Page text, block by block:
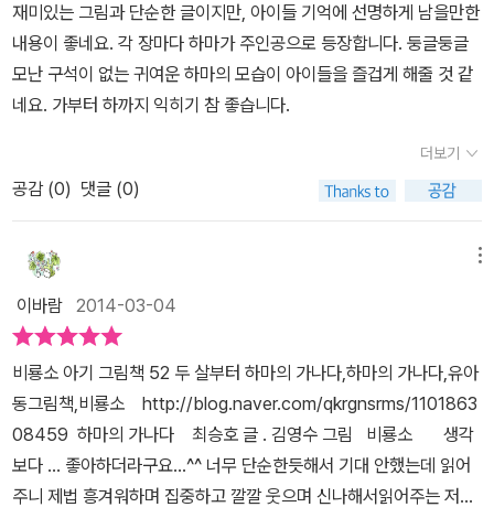
재미있는 그림과 단순한 글이지만, 아이들 기억에 선명하게 남을만한
내용이 좋네요. 각 장마다 하마가 주인공으로 등장합니다. 둥글둥글
모난 구석이 없는 귀여운 하마의 모습이 아이들을 즐겁게 해줄 것 같
네요. 가부터 하까지 익히기 참 좋습니다.
더보기
공감 (0) 댓글 (0)
이바람 2014-03-04
비룡소 아기 그림책 52 두 살부터 하마의 가나다,하마의 가나다,유아
동그림책,비룡소 http://blog.naver.com/qkrgnsrms/1101863
08459 하마의 가나다 최승호 글 . 김영수 그림 비룡소 생각
보다 ... 좋아하더라구요...^^ 너무 단순한듯해서 기대 안했는데 읽어
주니 제법 흥겨워하며 집중하고 깔깔 웃으며 신나해서읽어주는 저두